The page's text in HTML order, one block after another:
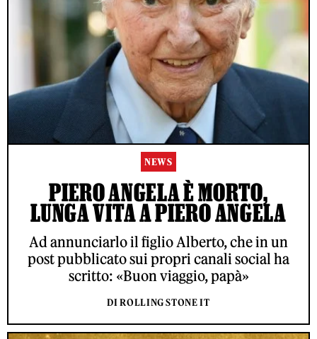
NEWS
PIERO ANGELA È MORTO,
LUNGA VITA A PIERO ANGELA
Ad annunciarlo il figlio Alberto, che in un
post pubblicato sui propri canali social ha
scritto: «Buon viaggio, papà»
DI ROLLING STONE IT